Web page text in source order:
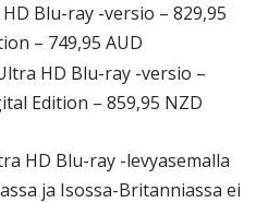
Blu-ray -versio – 829,95
– 749,95 AUD
HD Blu-ray -versio –
Edition – 859,95 NZD
HD Blu-ray -levyasemalla
ja Isossa-Britanniassa ei